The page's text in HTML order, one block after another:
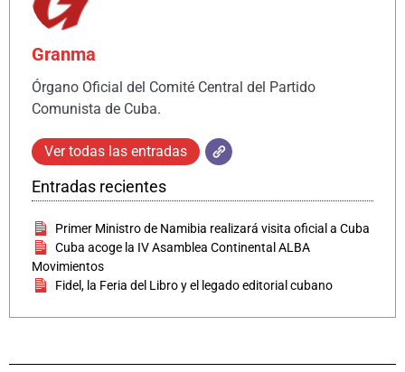
Granma
Órgano Oficial del Comité Central del Partido
Comunista de Cuba.
Ver todas las entradas
Entradas recientes
Primer Ministro de Namibia realizará visita oficial a Cuba
Cuba acoge la IV Asamblea Continental ALBA
Movimientos
Fidel, la Feria del Libro y el legado editorial cubano